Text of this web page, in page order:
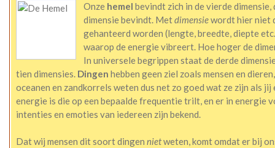
Onze hemel bevindt zich in de vierde
dimensie bevindt. Metdimensiewordt hier niet
gehanteerd worden (lengte, breedte, diepte
waarop de energie vibreert. Hoe hoger de
In universele begrippen staat de derde
tien dimensies. Dingen hebben geen ziel zoals mensen en
oceanen en zandkorrels weten dus net zo goed wat ze zijn als
energie is die op een bepaalde frequentie trilt, en er in energie
intenties en emoties van iedereen zijn bekend.
Dat wij mensen dit soort dingen nietweten, komt omdat er bij